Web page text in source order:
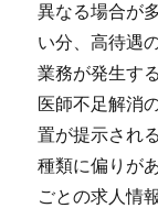
異なる場合が
い分、高待遇
業務が発生す
医師不足解消
置が提示され
種類に偏りが
ごとの求人情